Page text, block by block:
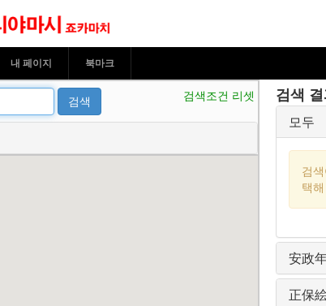
리야마시 죠카마치
내 페이지 북마크
검색 검색조건 리셋 검색
모두
검
택해
安政
正保